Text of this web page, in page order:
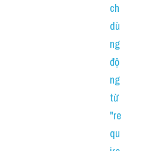
ch
dù
ng
độ
ng
từ
"re
qu